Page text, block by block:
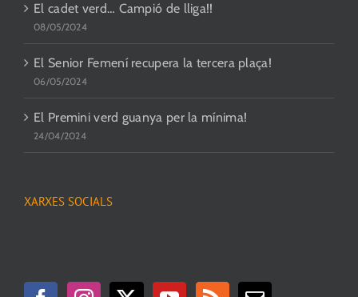
El cadet verd… Campió de lliga!!
08/05/2024
El Senior Femení recupera la tercera plaça!
06/05/2024
El Premini verd guanya per la mínima!
24/04/2024
XARXES SOCIALS